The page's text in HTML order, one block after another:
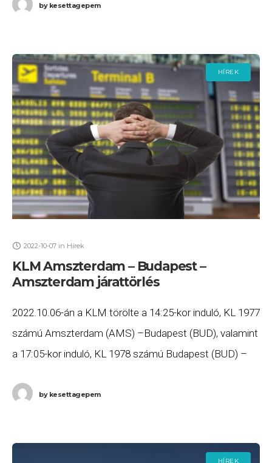
bykesettagepem
HÍREK
2022-10-07 in Hírek
KLM Amszterdam – Budapest –
Amszterdam járattörlés
2022.10.06-án a KLM törölte a 14:25-kor induló, KL 1977
számú Amszterdam (AMS) –Budapest (BUD), valamint
a 17:05-kor induló, KL 1978 számú Budapest (BUD) –
bykesettagepem
HÍREK